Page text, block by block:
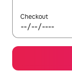
Checkout